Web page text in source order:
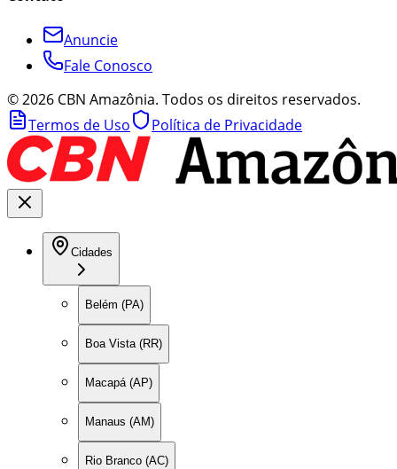
Anuncie
Fale Conosco
©2026 CBN Amazônia. Todos os direitos reservados.
Termos de Uso
Política de Privacidade
Cidades
Belém (PA)
Boa Vista (RR)
Macapá (AP)
Manaus (AM)
Rio Branco (AC)